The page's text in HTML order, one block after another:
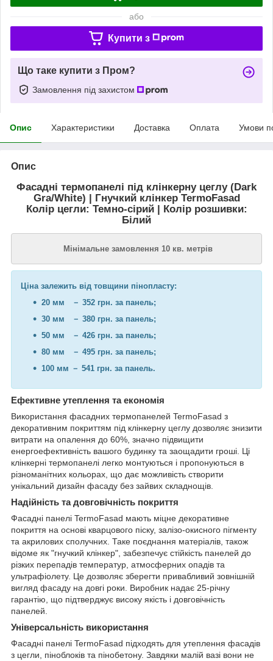
або
Купити з
Що таке купити з Пром?
Замовлення під захистом
Опис Характеристики Доставка Оплата Умови
Опис
Фасадні термопанелі під клінкерну цеглу (Dark
Gra/White) | Гнучкий клінкер TermoFasad
Колір цегли: Темно-сірий | Колір розшивки:
Білий
Мінімальне замовлення 10 кв. метрів
Ціна залежить від товщини пінопласту:
20 мм － 352 грн. за панель;
30 мм － 380 грн. за панель;
50 мм － 426 грн. за панель;
80 мм － 495 грн. за панель;
100 мм － 541 грн. за панель.
Ефективне утеплення та економія
Використання фасадних термопанелей TermoFasad з
декоративним покриттям під клінкерну цеглу дозволяє знизити
витрати на опалення до 60%, значно підвищити
енергоефективність вашого будинку та заощадити гроші. Ці
клінкерні термопанелі легко монтуються і пропонуються в
різноманітних кольорах, що дає можливість створити
унікальний дизайн фасаду без зайвих складнощів.
Надійність та довговічність покриття
Фасадні панелі TermoFasad мають міцне декоративне
покриття на основі кварцового піску, залізо-окисного пігменту
та акрилових сполучних. Таке поєднання матеріалів, також
відоме як "гнучкий клінкер", забезпечує стійкість панелей до
різких перепадів температур, атмосферних опадів та
ультрафіолету. Це дозволяє зберегти привабливий зовнішній
вигляд фасаду на довгі роки. Виробник надає 25-річну
гарантію, що підтверджує високу якість і довговічність
панелей.
Універсальність використання
Фасадні панелі TermoFasad підходять для утеплення фасадів
з цегли, піноблоків та пінобетону. Завдяки малій вазі вони не